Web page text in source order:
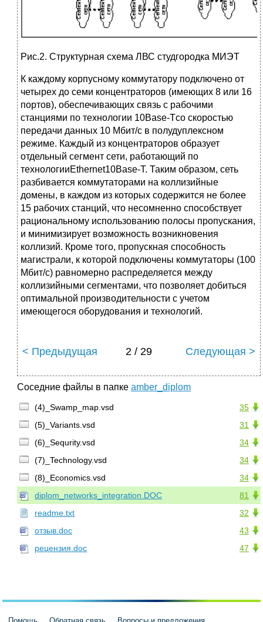
Рис.2. Структурная схема ЛВС студгородка МИЭТ
К каждому корпусному коммутатору подключено от
четырех до семи концентраторов (имеющих 8 или 16
портов), обеспечивающих связь с рабочими
станциями по технологии 10Base-Tсо скоростью
передачи данных 10 Мбит/с в полудуплексном
режиме. Каждый из концентраторов образует
отдельный сегмент сети, работающий по
технологииEthernet10Base-T. Таким образом, сеть
разбивается коммутаторами на коллизийные
домены, в каждом из которых содержится не более
15 рабочих станций, что несомненно способствует
рациональному использованию полосы пропускания,
и минимизирует возможность возникновения
коллизий. Кроме того, пропускная способность
магистрали, к которой подключены коммутаторы (100
Мбит/с) равномерно распределяется между
коллизийными сегментами, что позволяет добиться
оптимальной производительности с учетом
имеющегося оборудования и технологий.
< Предыдущая 2 / 29 Следующая >
Соседние файлы в папке amber_diplom
35
(4)_Swamp_map.vsd
31
(5)_Variants.vsd
34
(6)_Sequrity.vsd
34
(7)_Technology.vsd
34
(8)_Economics.vsd
81
diplom_networks_integration.DOC
32
readme.txt
43
отзыв.doc
47
рецензия.doc